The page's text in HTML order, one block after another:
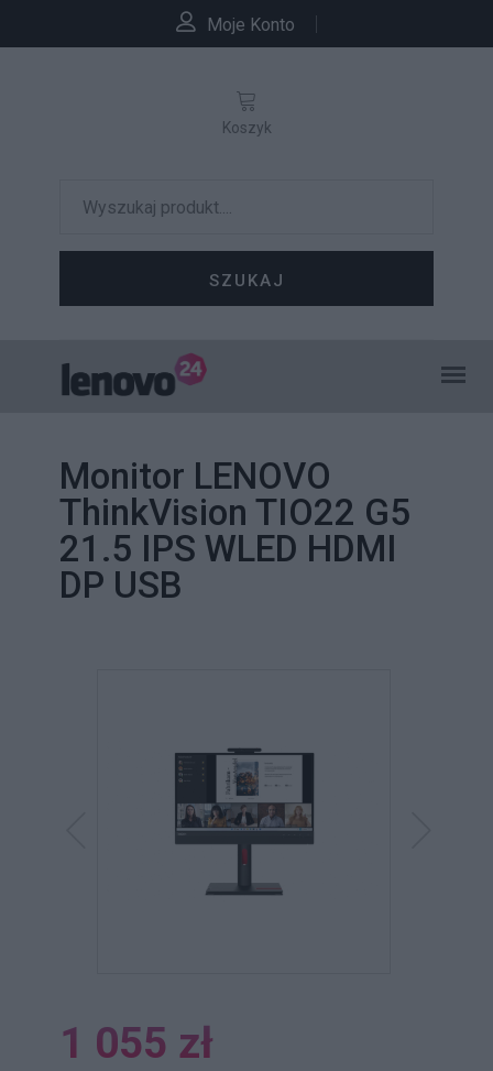
Moje Konto
SZUKAJ
Koszyk
Monitor LENOVO
ThinkVision TIO22 G5
21.5 IPS WLED HDMI
DP USB
1 055 zł